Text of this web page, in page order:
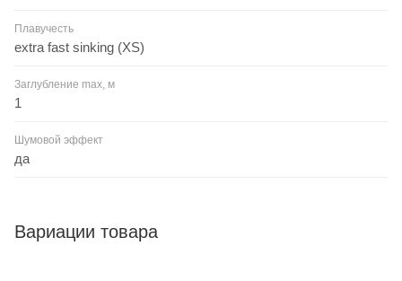
Плавучесть
extra fast sinking (XS)
Заглубление max, м
1
Шумовой эффект
да
Вариации товара